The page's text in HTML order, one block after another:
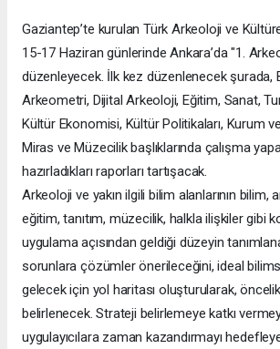
Gaziantep’te kurulan Türk Arkeoloji ve
15-17 Haziran günlerinde Ankara’da "1.
düzenleyecek. İlk kez düzenlenecek şurada,
Arkeometri, Dijital Arkeoloji, Eğitim, Sanat,
Kültür Ekonomisi, Kültür Politikaları, Kurum
Miras ve Müzecilik başlıklarında çalışma
hazırladıkları raporları tartışacak.
Arkeoloji ve yakın ilgili bilim alanlarının bilim,
eğitim, tanıtım, müzecilik, halkla ilişkiler gibi
uygulama açısından geldiği düzeyin
sorunlara çözümler önerileceğini, ideal
gelecek için yol haritası oluşturularak,
belirlenecek. Strateji belirlemeye katkı
uygulayıcılara zaman kazandırmayı